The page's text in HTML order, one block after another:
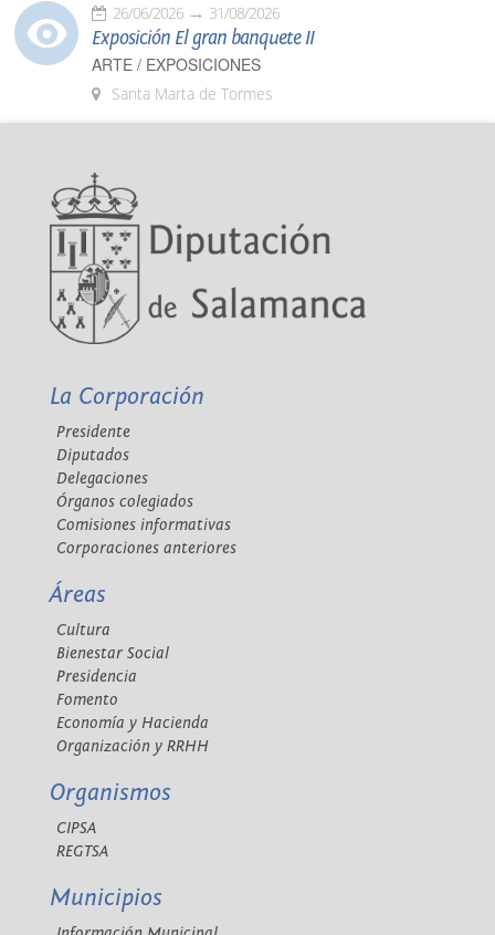
26/06/2026 31/08/2026
Exposición El gran banquete II
ARTE / EXPOSICIONES
Santa Marta de Tormes
La Corporación
Presidente
Diputados
Delegaciones
Órganos colegiados
Comisiones informativas
Corporaciones anteriores
Áreas
Cultura
Bienestar Social
Presidencia
Fomento
Economía y Hacienda
Organización y RRHH
Organismos
CIPSA
REGTSA
Municipios